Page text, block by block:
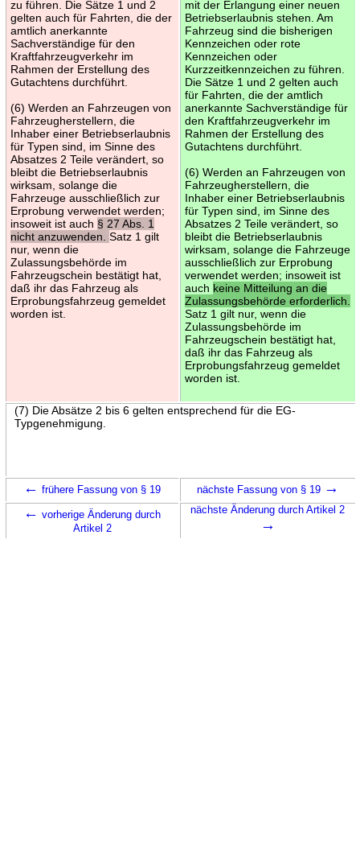
zu führen. Die Sätze 1 und 2
gelten auch für Fahrten, die der
amtlich anerkannte
Sachverständige für den
Kraftfahrzeugverkehr im
Rahmen der Erstellung des
Gutachtens durchführt.
(6) Werden an Fahrzeugen von
Fahrzeugherstellern, die
Inhaber einer Betriebserlaubnis
für Typen sind, im Sinne des
Absatzes 2 Teile verändert, so
bleibt die Betriebserlaubnis
wirksam, solange die
Fahrzeuge ausschließlich zur
Erprobung verwendet werden;
insoweit ist auch § 27 Abs. 1
nicht anzuwenden. Satz 1 gilt
nur, wenn die
Zulassungsbehörde im
Fahrzeugschein bestätigt hat,
daß ihr das Fahrzeug als
Erprobungsfahrzeug gemeldet
worden ist.
mit der Erlangung einer neuen
Betriebserlaubnis stehen. Am
Fahrzeug sind die bisherigen
Kennzeichen oder rote
Kennzeichen oder
Kurzzeitkennzeichen zu führen.
Die Sätze 1 und 2 gelten auch
für Fahrten, die der amtlich
anerkannte Sachverständige für
den Kraftfahrzeugverkehr im
Rahmen der Erstellung des
Gutachtens durchführt.
(6) Werden an Fahrzeugen von
Fahrzeugherstellern, die
Inhaber einer Betriebserlaubnis
für Typen sind, im Sinne des
Absatzes 2 Teile verändert, so
bleibt die Betriebserlaubnis
wirksam, solange die Fahrzeuge
ausschließlich zur Erprobung
verwendet werden; insoweit ist
auch keine Mitteilung an die
Zulassungsbehörde erforderlich.
Satz 1 gilt nur, wenn die
Zulassungsbehörde im
Fahrzeugschein bestätigt hat,
daß ihr das Fahrzeug als
Erprobungsfahrzeug gemeldet
worden ist.
(7) Die Absätze 2 bis 6 gelten entsprechend für die EG-
Typgenehmigung.
← frühere Fassung von § 19 nächste Fassung von § 19 →
← vorherige Änderung durch
Artikel 2
nächste Änderung durch Artikel 2
→